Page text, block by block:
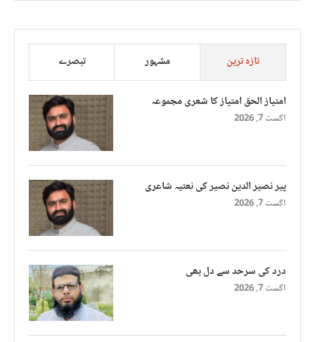
تازہ ترین مشہور تبصرے
امتیاز الحق امتیاز کا شعری مجموعہ
اگست 7, 2026
پیر نصیر الدین نصیر کی نعتیہ شاعری
اگست 7, 2026
درد کی سرحد سے دل بھی
اگست 7, 2026